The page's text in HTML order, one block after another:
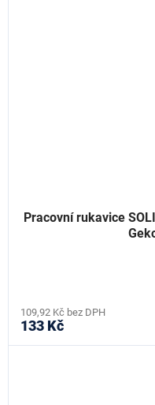
Pracovní rukavice
109,92 Kč bez DPH
133 Kč